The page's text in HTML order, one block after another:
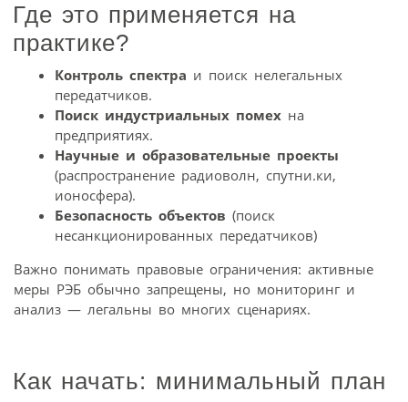
Где это применяется на
практике?
Контроль спектра и поиск нелегальных
передатчиков.
Поиск индустриальных помех на
предприятиях.
Научные и образовательные проекты
(распространение радиоволн, спутни.ки,
ионосфера).
Безопасность объектов (поиск
несанкционированных передатчиков)
Важно понимать правовые ограничения: активные
меры РЭБ обычно запрещены, но мониторинг и
анализ — легальны во многих сценариях.
Как начать: минимальный план